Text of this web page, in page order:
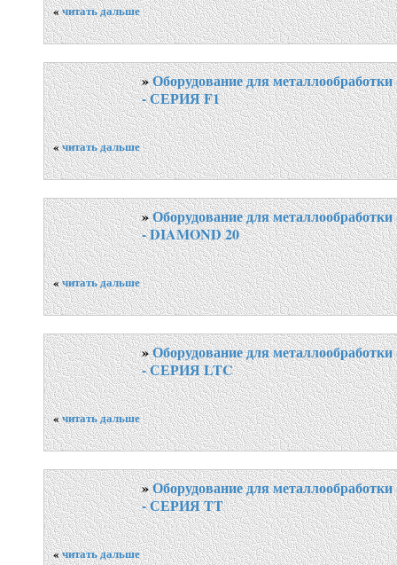
«читать дальше
»Оборудование для
- СЕРИЯ F1
«читать дальше
»Оборудование для
- DIAMOND 20
«читать дальше
»Оборудование для
- СЕРИЯ LTC
«читать дальше
»Оборудование для
- СЕРИЯ TT
«читать дальше